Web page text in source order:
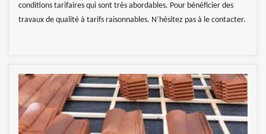
conditions tarifaires qui sont très abordables. Pour bénéficier des
travaux de qualité à tarifs raisonnables. N’hésitez pas à le contacter.